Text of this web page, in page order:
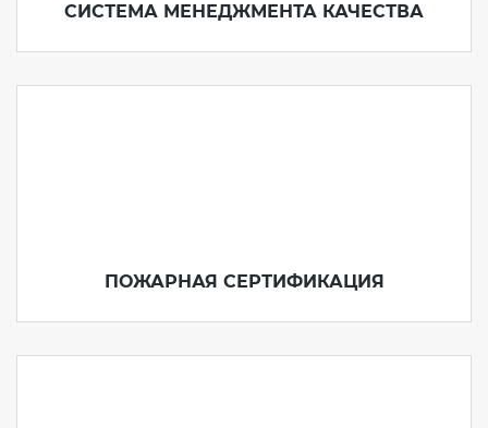
СИСТЕМА МЕНЕДЖМЕНТА КАЧЕСТВА
ПОЖАРНАЯ СЕРТИФИКАЦИЯ